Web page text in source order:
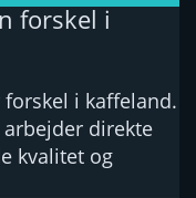
forskel i
i kaffeland.
direkte
kvalitet og